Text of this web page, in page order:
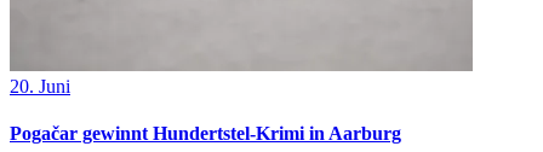
20. Juni
Pogačar gewinnt Hundertstel-Krimi in Aarburg